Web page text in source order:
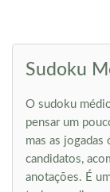
Sudoku
O sudoku
pensar um
mas as jogadas
candidatos,
anotações. É